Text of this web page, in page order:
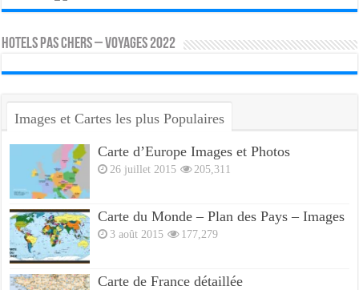
HOTELS PAS CHERS – VOYAGES 2022
Images et Cartes les plus Populaires
Carte d’Europe Images et Photos
26 juillet 2015 205,311
Carte du Monde – Plan des Pays – Images
3 août 2015 177,279
Carte de France détaillée